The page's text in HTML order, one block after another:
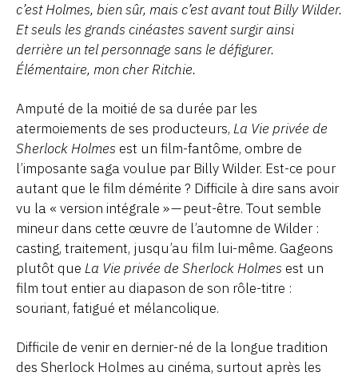
c’est Holmes, bien sûr, mais c’est avant tout Billy Wilder.
Et seuls les grands cinéastes savent surgir ainsi
derrière un tel personnage sans le défigurer.
Élémentaire, mon cher Ritchie.
Amputé de la moitié de sa durée par les
atermoiements de ses producteurs, La Vie privée de
Sherlock Holmes est un film-fantôme, ombre de
l’imposante saga voulue par Billy Wilder. Est-ce pour
autant que le film démérite ? Difficile à dire sans avoir
vu la « version intégrale » — peut-être. Tout semble
mineur dans cette œuvre de l’automne de Wilder :
casting, traitement, jusqu’au film lui-même. Gageons
plutôt que La Vie privée de Sherlock Holmes est un
film tout entier au diapason de son rôle-titre :
souriant, fatigué et mélancolique.
Difficile de venir en dernier-né de la longue tradition
des Sherlock Holmes au cinéma, surtout après les